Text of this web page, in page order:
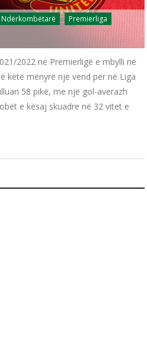
Ndërkombëtarë Premierliga
2022 në Premierligë e mbylli në
këtë mënyrë një vend për në Liga
58 pikë, me një gol-averazh
e kësaj skuadre në 32 vitet e